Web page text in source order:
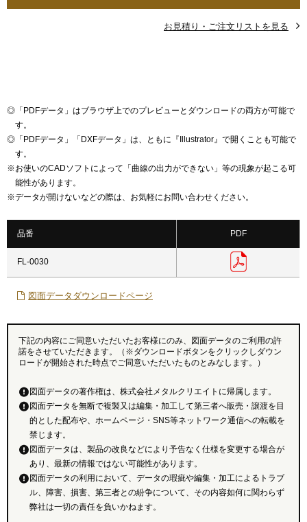
お見積り・ご注文リストを見る
◎ 「PDFデータ」はブラウザ上でのプレビューとダウンロードの両方が可能で
す。
◎ 「PDFデータ」「DXFデータ」は、ともに『Illustrator』で開くことも可能で
す。
※お使いのCADソフトによって「曲線の出力ができない」等の現象が起こる可
能性があります。
※データが開けないなどの際は、お気軽にお問い合わせください。
品番 PDF
FL-0030
図面データダウンロードページ
下記の内容にご同意いただいたお客様にのみ、図面データのご利用の許
諾をさせていただきます。（※ダウンロードボタンをクリックしダウン
ロードが開始された時点でご同意いただいたものとみなします。）
図面データの著作権は、株式会社メタルクリエイトに帰属します。
図面データを無断で複製又は編集・加工して第三者へ販売・譲渡を目
的とした配布や、ホームページ・SNS等ネットワーク通信への転載を
禁じます。
図面データは、製品の改良などにより予告なく仕様を変更する場合が
あり、最新の情報ではない可能性があります。
図面データの利用において、データの瑕疵や編集・加工によるトラブ
ル、障害、損害、第三者との紛争について、その内容如何に関わらず
弊社は一切の責任を負いかねます。